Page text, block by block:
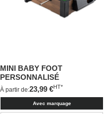
MINI BABY FOOT
PERSONNALISÉ
À partir de:23,99 €HT*
Avec marquage